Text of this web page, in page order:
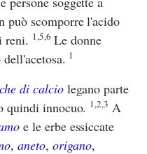
può scomporre l'acido
reni. 1,5,6 Le donne
1
di calciolegano parte
quindi innocuo. 1,2,3 A
e le erbe essiccate
,aneto, origano,